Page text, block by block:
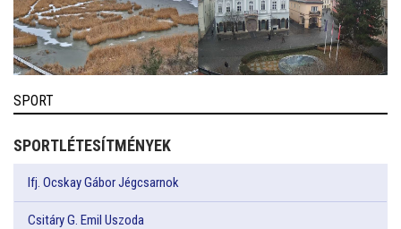
SPORT
SPORTLÉTESÍTMÉNYEK
Ifj. Ocskay Gábor Jégcsarnok
Csitáry G. Emil Uszoda